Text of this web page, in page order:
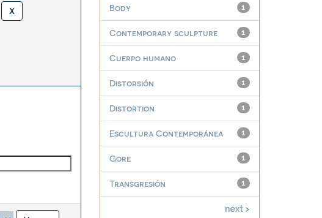
1
Body
1
Contemporary sculpture
1
Cuerpo humano
1
Distorsión
1
Distortion
1
Escultura Contemporánea
1
Gore
1
Transgresión
next >